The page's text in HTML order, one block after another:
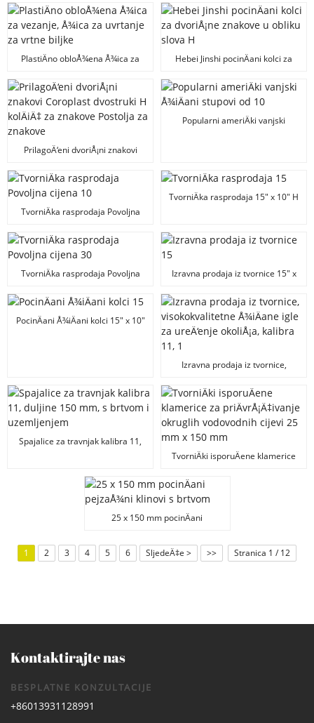
biljke, zelena plastiÄna Å¾ica za
biljke, uvijaÄ za biljke, na prodaju
PlastiÄno obloÅ¾ena Å¾ica za
vrtne biljke
Hebei Jinshi pocinÄani kolci za
H
PrilagoÄ‘eni dvoriÅ¡ni znakovi
znakove Postolja za znakove
Popularni ameriÄki vanjski
TvorniÄka rasprodaja Povoljna
DrÅ¾aÄ za billboard
TvorniÄka rasprodaja 15" x 10" H
znakova "H" kolÄiÄ‡
TvorniÄka rasprodaja Povoljna
Coroplast znak kolÄiÄ‡ za prikaz
Izravna prodaja iz tvornice 15" x
za dvoriÅ¡ne znakove Kolac H
kolac
PocinÄani Å¾iÄani kolci 15" x 10"
Izravna prodaja iz tvornice,
ureÄ‘enje okoliÅ¡a, kalibra 11, 1" x
6", spajalice za umjetnu travu
Spajalice za travnjak kalibra 11,
TvorniÄki isporuÄene klamerice
vodovodnih cijevi 25 mm x 150
25 x 150 mm pocinÄani
1
2 3 4 5 6 SljedeÄ‡e > >> Stranica 1 / 12
Kontaktirajte nas
BESPLATNE KONZULTACIJE
+86013931128991